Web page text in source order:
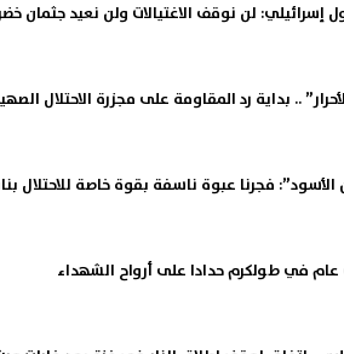
إسرائيلي: لن نوقف الاغتيالات ولن نعيد جثمان
.. بداية رد المقاومة على مجزرة الاحتلال
فجرنا عبوة ناسفة بقوة خاصة للاحتلال بنابلس
عام في طولكرم حدادا على أرواح الشهداء